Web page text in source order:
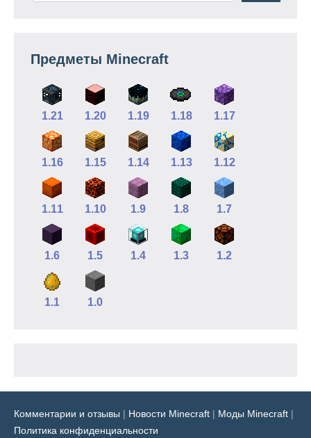
Предметы Minecraft
1.21 1.20 1.19 1.18 1.17
1.16 1.15 1.14 1.13 1.12
1.11 1.10 1.9 1.8 1.7
1.6 1.5 1.4 1.3 1.2
1.1 1.0
Комментарии и отзывы | Новости Minecraft | Моды Minecraft |
Политика конфиденциальности